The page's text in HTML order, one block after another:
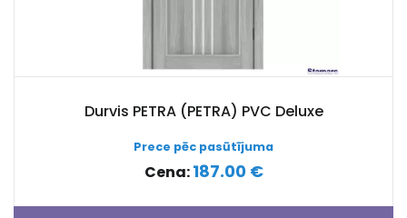
Durvis PETRA (PETRA) PVC Deluxe
Prece pēc pasūtījuma
Cena:187.00 €